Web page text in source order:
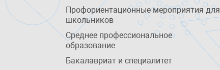
Профориентационные мероприятия для
школьников
Среднее профессиональное
образование
Бакалавриат и специалитет